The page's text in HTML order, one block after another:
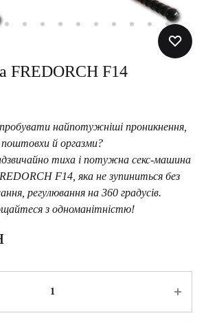
FREDORCH F14
найпотужніші проникнення,
поштовхи й оргазми?
тиха і потужна секс-машина
F14, яка не зупиниться без
регулювання на 360 градусів.
з одноманітністю!